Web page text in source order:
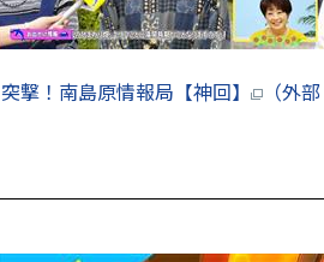
突撃！南島原情報局【神回】
（外